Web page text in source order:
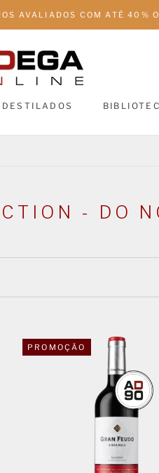
AVALIADOS COM ATÉ 40%
DESTILADOS
- DO
PROMOÇÃO